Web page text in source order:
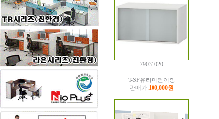
79031020
T-SF유리미닫이장
판매가:100,000원